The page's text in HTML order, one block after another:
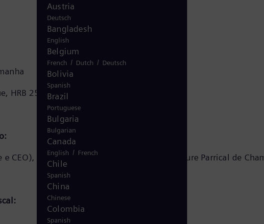
HRB 252581
e CEO), Karim Amin, Tim Oliver Holt, Anne-Laure Parrical de
Austria
Deutsch
Bangladesh
English
Belgium
French / Dutch / Deutsch
Bolivia
Spanish
Brazil
Portuguese
Bulgaria
Bulgarian
Canada
English / French
Chile
Spanish
China
Chinese
Colombia
Spanish